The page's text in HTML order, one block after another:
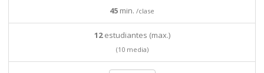
45 min. /clase
12estudiantes (max.)
(10 media)